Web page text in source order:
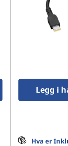
Legg i
Hva er